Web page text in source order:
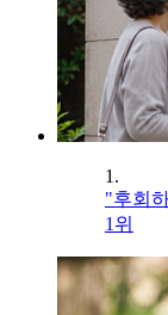
1.
"후회
1위